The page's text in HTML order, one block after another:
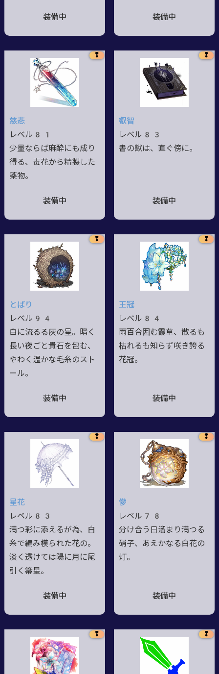
装備中 装備中
❢
慈悲
レベル81
少量ならば麻酔にも成り
得る、毒花から精製した
薬物。
装備中
❢
叡智
レベル83
書の獣は、直ぐ傍に。
装備中
❢
とばり
レベル94
白に流るる灰の星。暗く
長い夜ごと貴石を包む、
やわく温かな毛糸のスト
ール。
装備中
❢
王冠
レベル84
雨百合囲む霞草、散るも
枯れるも知らず咲き誇る
花冠。
装備中
❢
星花
レベル83
満つ彩に添えるが為、白
糸で編み模られた花の。
淡く透けては陽に月に尾
引く箒星。
装備中
❢
儚
レベル78
分け合う日溜まり満つる
硝子、あえかなる白花の
灯。
装備中
❢ ❢